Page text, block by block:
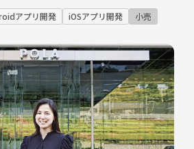
アプリ開発 iOSアプリ開発 小売